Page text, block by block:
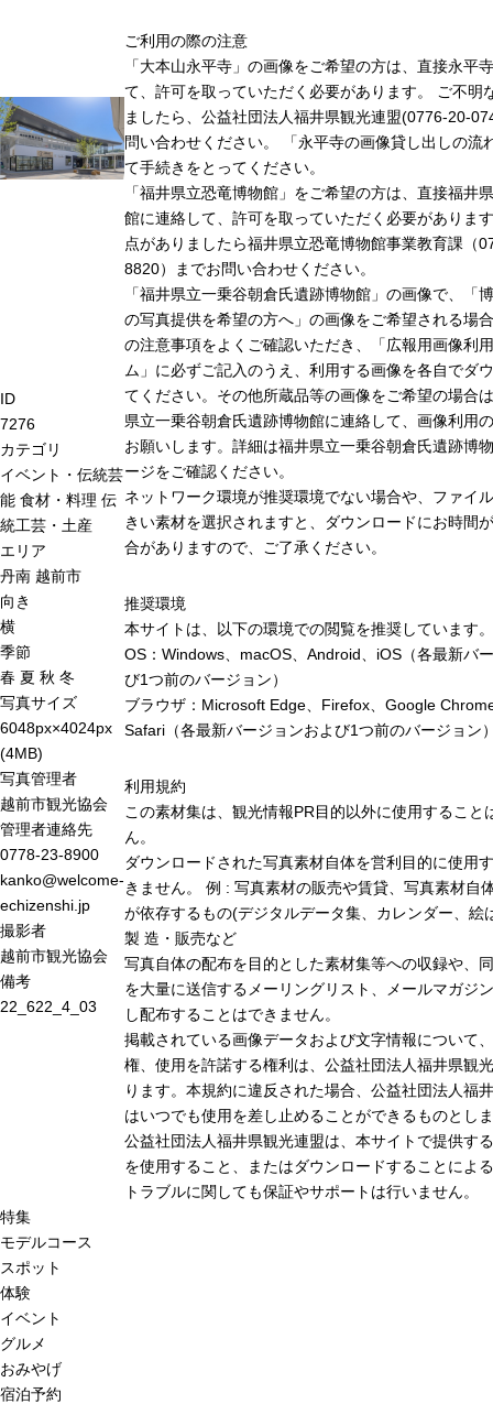
ID
7276
カテゴリ
イベント・伝統芸
能 食材・料理 伝
統工芸・土産
エリア
丹南 越前市
向き
横
季節
春 夏 秋 冬
写真サイズ
6048px×4024px
(4MB)
写真管理者
越前市観光協会
管理者連絡先
0778-23-8900
kanko@welcome-
echizenshi.jp
撮影者
越前市観光協会
備考
22_622_4_03
ご利用の際の注意
「大本山永平寺」の画像をご希望の方は、直接永平
て、許可を取っていただく必要があります。 ご不明
ましたら、公益社団法人福井県観光連盟(0776-20-
問い合わせください。 「永平寺の画像貸し出しの流
て手続きをとってください。
「福井県立恐竜博物館」をご希望の方は、直接福井
館に連絡して、許可を取っていただく必要がありま
点がありましたら福井県立恐竜博物館事業教育課（
8820）までお問い合わせください。
「福井県立一乗谷朝倉氏遺跡博物館」の画像で、「
の写真提供を希望の方へ」の画像をご希望される場
の注意事項をよくご確認いただき、「広報用画像利
ム」に必ずご記入のうえ、利用する画像を各自でダ
てください。その他所蔵品等の画像をご希望の場合
県立一乗谷朝倉氏遺跡博物館に連絡して、画像利用
お願いします。詳細は福井県立一乗谷朝倉氏遺跡博
ージをご確認ください。
ネットワーク環境が推奨環境でない場合や、ファイ
きい素材を選択されますと、ダウンロードにお時間
合がありますので、ご了承ください。
推奨環境
本サイトは、以下の環境での閲覧を推奨しています。
OS：Windows、macOS、Android、iOS（各最新バ
び1つ前のバージョン）
ブラウザ：Microsoft Edge、Firefox、Google
Safari（各最新バージョンおよび1つ前のバージョン
利用規約
この素材集は、観光情報PR目的以外に使用すること
ん。
ダウンロードされた写真素材自体を営利目的に使用
きません。 例 : 写真素材の販売や賃貸、写真素材自
が依存するもの(デジタルデータ集、カレンダー、絵
製 造・販売など
写真自体の配布を目的とした素材集等への収録や、
を大量に送信するメーリングリスト、メールマガジ
し配布することはできません。
掲載されている画像データおよび文字情報について
権、使用を許諾する権利は、公益社団法人福井県観
ります。本規約に違反された場合、公益社団法人福
はいつでも使用を差し止めることができるものとし
公益社団法人福井県観光連盟は、本サイトで提供す
を使用すること、またはダウンロードすることによ
トラブルに関しても保証やサポートは行いません。
特集
モデルコース
スポット
体験
イベント
グルメ
おみやげ
宿泊予約